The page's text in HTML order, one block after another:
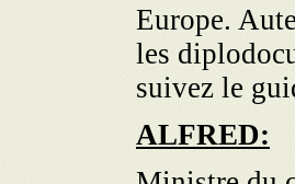
Europe.
les
suivez le
ALFRED: